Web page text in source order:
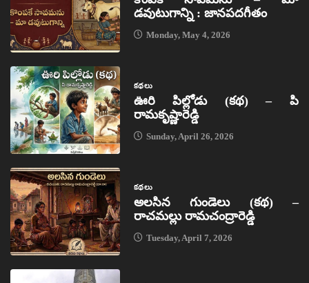
డవుటుగాన్ని : జానపదగీతం
Monday, May 4, 2026
కథలు
ఊరి పిల్లోడు (కథ) – పి
రామకృష్ణారెడ్డి
Sunday, April 26, 2026
కథలు
అలసిన గుండెలు (కథ) –
రాచమల్లు రామచంద్రారెడ్డి
Tuesday, April 7, 2026